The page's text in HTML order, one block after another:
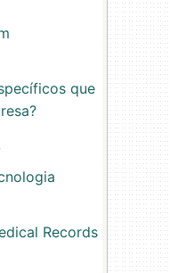
que
Records